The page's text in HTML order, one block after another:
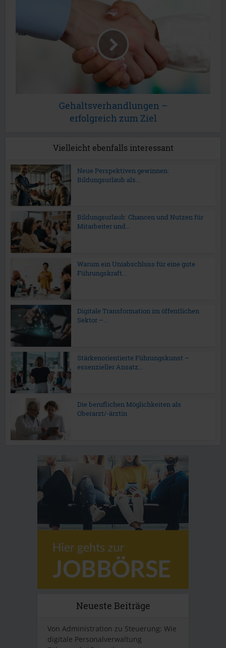
Gehaltsverhandlungen –
erfolgreich zum Ziel
Vielleicht ebenfalls interessant
Neue Perspektiven gewinnen:
Bildungsurlaub als...
Bildungsurlaub: Chancen und Nutzen für
Mitarbeiter und...
Warum ein Uniabschluss für eine gute
Führungskraft...
Digitale Transformation im öffentlichen
Sektor –...
Stärkenorientierte Führungskunst –
essenzieller Ansatz...
Die beruflichen Möglichkeiten als
Oberarzt/-ärztin
Neueste Beiträge
Von Administration zu Steuerung: Wie
digitale Personalverwaltung